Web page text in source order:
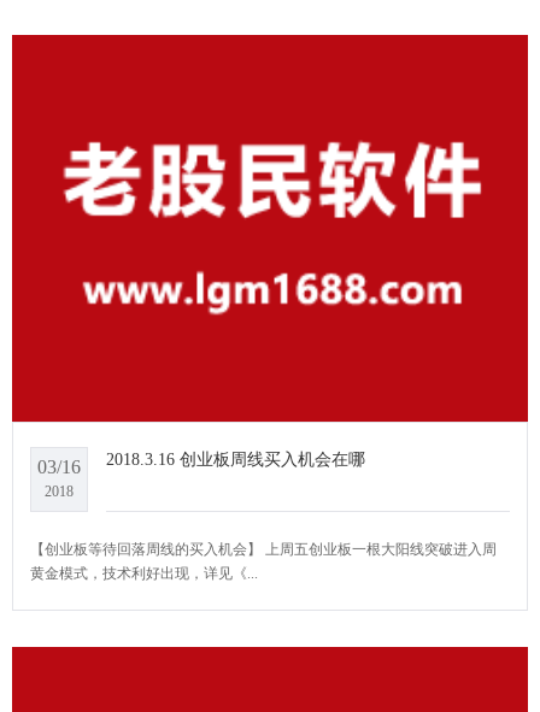
03/16
2018
2018.3.16 创业板周线买入机会在哪
【创业板等待回落周线的买入机会】 上周五创业板一根大阳线突破进入周
黄金模式，技术利好出现，详见《...